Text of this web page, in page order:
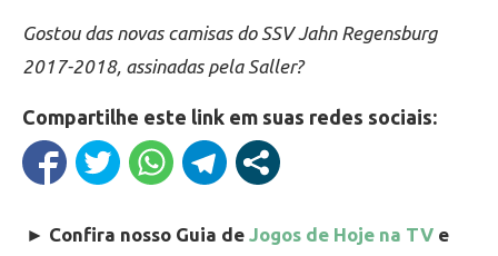
Gostou das novas camisas do SSV Jahn Regensburg
2017-2018, assinadas pela Saller?
Compartilhe este link em suas redes sociais:
► Confira nosso Guia de Jogos de Hoje na TV e